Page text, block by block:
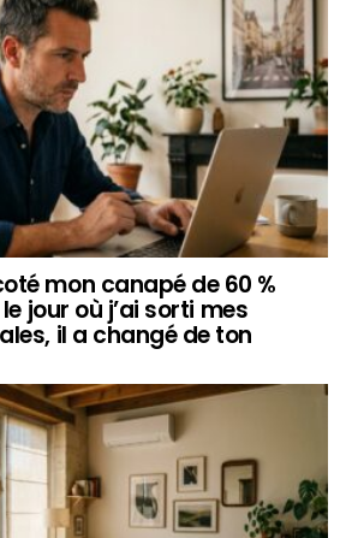
mon canapé de 60 %
jour où j’ai sorti mes
il a changé de ton